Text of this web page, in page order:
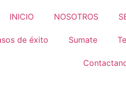
INICIO NOSOTROS
de éxito Sumate